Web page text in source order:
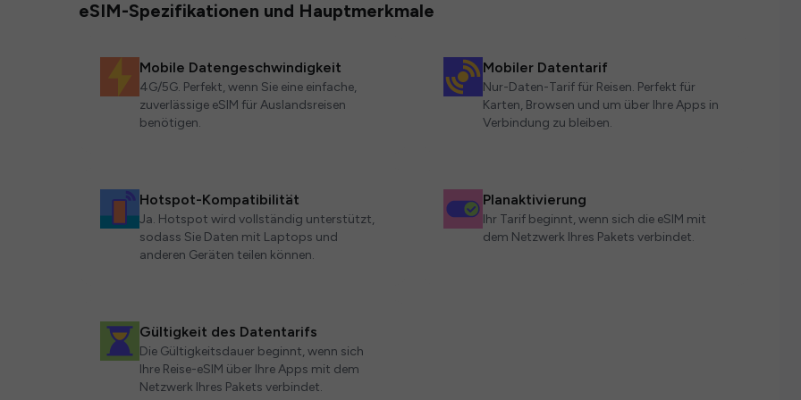
eSIM-Spezifikationen und Hauptmerkmale
Mobile Datengeschwindigkeit
4G/5G. Perfekt, wenn Sie eine einfache,
zuverlässige eSIM für Auslandsreisen
benötigen.
Mobiler Datentarif
Nur-Daten-Tarif für Reisen. Perfekt für
Karten, Browsen und um über Ihre Apps in
Verbindung zu bleiben.
Hotspot-Kompatibilität
Ja. Hotspot wird vollständig unterstützt,
sodass Sie Daten mit Laptops und
anderen Geräten teilen können.
Planaktivierung
Ihr Tarif beginnt, wenn sich die eSIM mit
dem Netzwerk Ihres Pakets verbindet.
Gültigkeit des Datentarifs
Die Gültigkeitsdauer beginnt, wenn sich
Ihre Reise-eSIM über Ihre Apps mit dem
Netzwerk Ihres Pakets verbindet.